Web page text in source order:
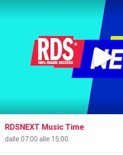
RDSNEXT Music Time
dalle 07:00 alle 15:00